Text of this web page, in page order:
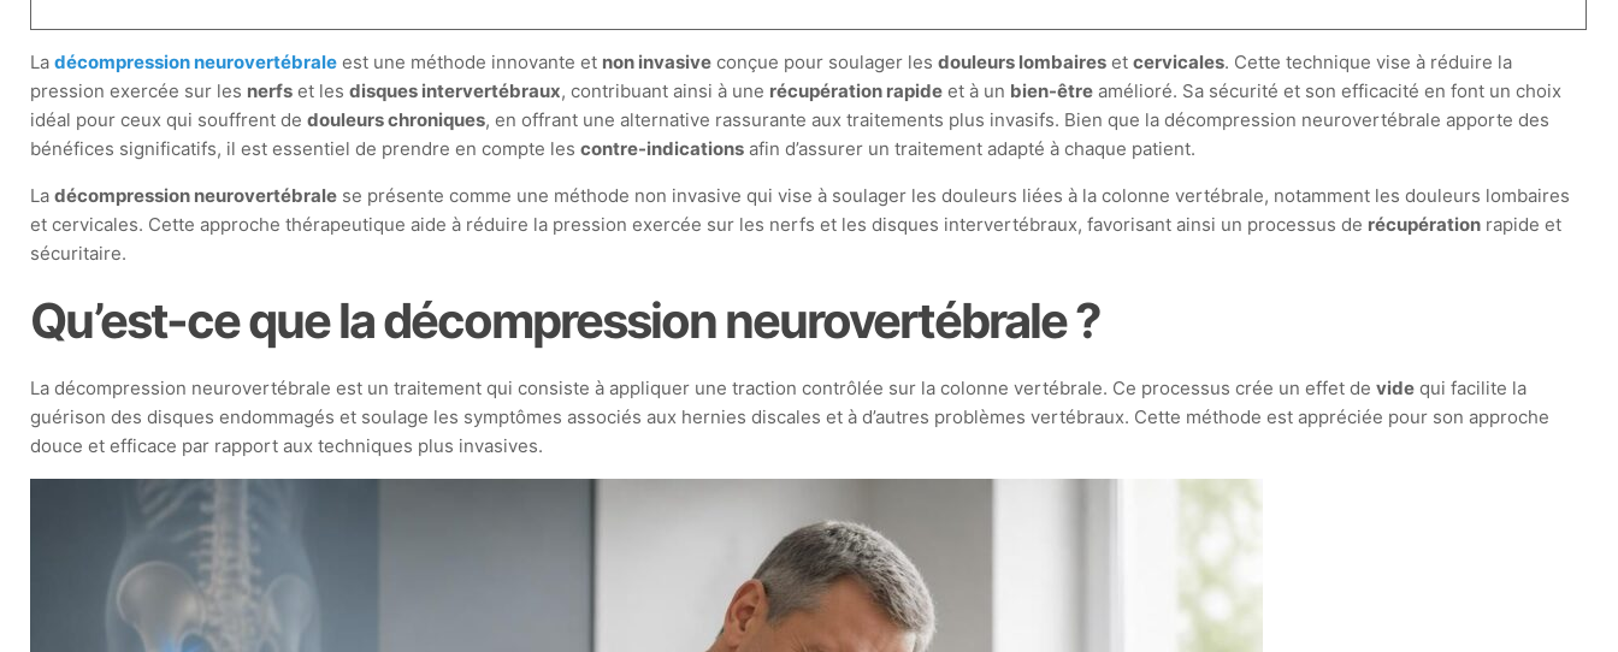
Ladécompression neurovertébrale est une méthode innovante et non invasive conçue pour soulager lesdouleurs lombaires etcervicales. Cette technique vise à réduire la
pression exercée sur les nerfs et lesdisques intervertébraux, contribuant ainsi à une récupération rapide et à un bien-être amélioré. Sa sécurité et son efficacité en font un choix
idéal pour ceux qui souffrent dedouleurs chroniques, en offrant une alternative rassurante aux traitements plus invasifs. Bien que la décompression neurovertébrale apporte des
bénéfices significatifs, il est essentiel de prendre en compte lescontre-indications afin d’assurer un traitement adapté à chaque patient.
Ladécompression neurovertébrale se présente comme une méthode non invasive qui vise à soulager les douleurs liées à la colonne vertébrale, notamment les douleurs lombaires
et cervicales. Cette approche thérapeutique aide à réduire la pression exercée sur les nerfs et les disques intervertébraux, favorisant ainsi un processus de récupération rapide et
sécuritaire.
Qu’est-ce que la décompression neurovertébrale ?
La décompression neurovertébrale est un traitement qui consiste à appliquer une traction contrôlée sur la colonne vertébrale. Ce processus crée un effet devide qui facilite la
guérison des disques endommagés et soulage les symptômes associés aux hernies discales et à d’autres problèmes vertébraux. Cette méthode est appréciée pour son approche
douce et efficace par rapport aux techniques plus invasives.